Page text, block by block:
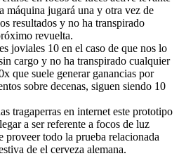
máquina jugará una y otra vez de
resultados y no ha transpirado
revuelta.
joviales 10 en el caso de que nos lo
cargo y no ha transpirado cualquier
que suele generar ganancias por
sobre decenas, siguen siendo 10
tragaperras en internet este prototipo
a ser referente a focos de luz
proveer todo la prueba relacionada
de el cerveza alemana.